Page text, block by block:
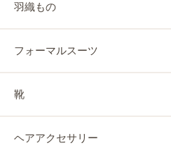
羽織もの
フォーマルスーツ
靴
ヘアアクセサリー